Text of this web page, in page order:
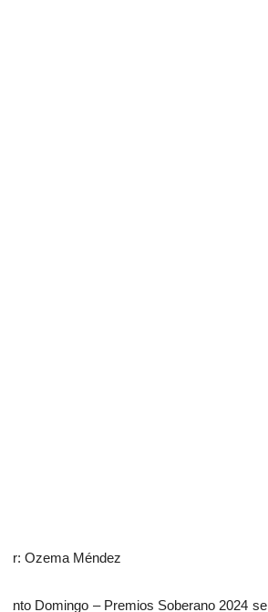
Por: Ozema Méndez
Santo Domingo – Premios Soberano 2024